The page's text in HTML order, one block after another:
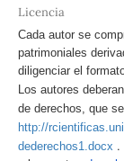
Licencia
Cada autor se
patrimoniales
diligenciar el
Los autores
de derechos, que
http://
dederechos1.docx .